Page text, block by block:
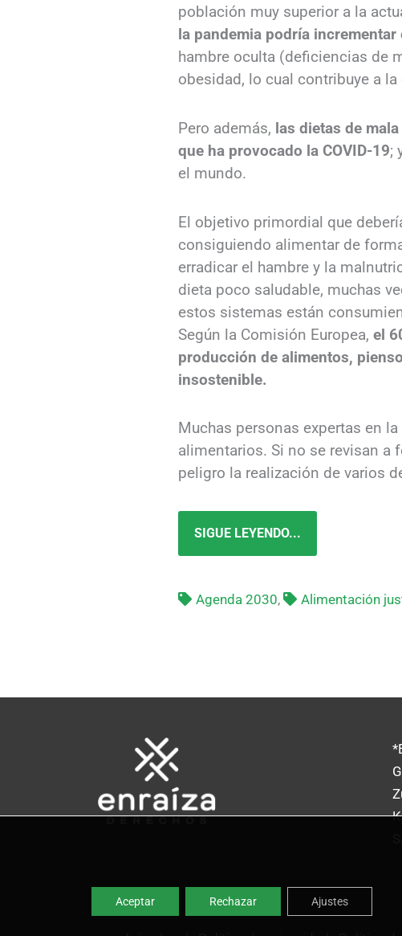
población muy superior a la
la pandemia podría
hambre oculta (deficiencias de
obesidad, lo cual contribuye a
Pero además, las dietas de
que ha provocado la COVID-19;
el mundo.
El objetivo primordial que
consiguiendo alimentar de
erradicar el hambre y la
dieta poco saludable, muchas
estos sistemas están
Según la Comisión Europea, el
producción de alimentos,
insostenible.
Muchas personas expertas en
alimentarios. Si no se revisan a
peligro la realización de varios
SIGUE LEYENDO...
Agenda 2030, Alimentación
Aceptar Rechazar Ajustes